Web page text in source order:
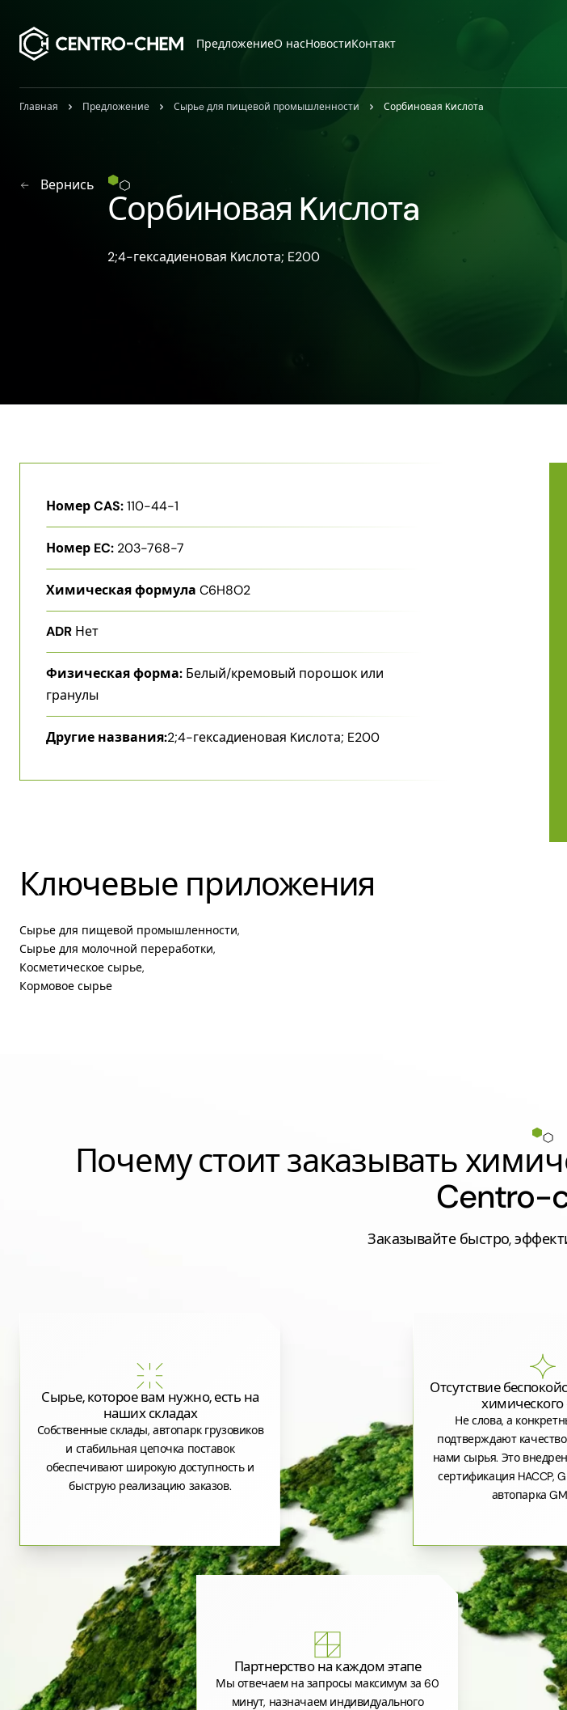
ПредложениеО насНовостиКонтакт
Главная Предложение Сырьe для пищевой промышленности Сорбиновая Kислотa
Вернись
Сорбиновая Kислотa
​2;4-​гексадиеновая Kислота; E200
Номер CAS:110-44-1
Номер EC: 203-768-7
Химическая формула C6H8O2
ADR Нет
Физическая форма: Белый/кремовый порошок или
гранулы
Другие названия:​2;4-​гексадиеновая Kислота; E200
Ключевые приложения
Сырье для пищевой промышленности,
Сырье для молочной переработки,
Косметическое сырье,
Кормовое сырье
Почему стоит заказывать
Centro-
Заказывайте быстро,
Сырье, которое вам нужно, есть на
наших складах
Собственные склады, автопарк грузовиков
и стабильная цепочка поставок
обеспечивают широкую доступность и
быструю реализацию заказов.
Отсутствие
Не слова, а
подтверждают
нами сырья. Это
сертификация HACCP,
автопарка
Партнерство на каждом этапе
Мы отвечаем на запросы максимум за 60
минут, назначаем индивидуального